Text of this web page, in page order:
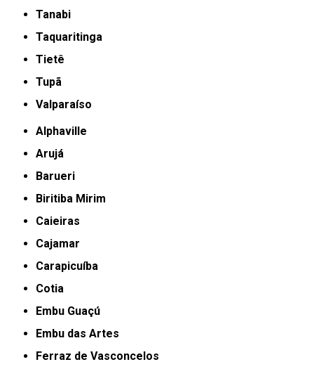
Tanabi
Taquaritinga
Tietê
Tupã
Valparaíso
Alphaville
Arujá
Barueri
Biritiba Mirim
Caieiras
Cajamar
Carapicuíba
Cotia
Embu Guaçú
Embu das Artes
Ferraz de Vasconcelos